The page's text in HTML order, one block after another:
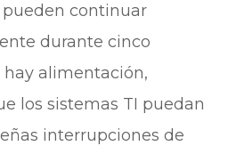
continuar
durante cinco
alimentación,
los sistemas TI puedan
interrupciones de